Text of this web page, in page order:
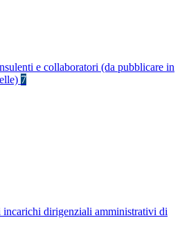
e collaboratori (da pubblicare in
7
dirigenziali amministrativi di